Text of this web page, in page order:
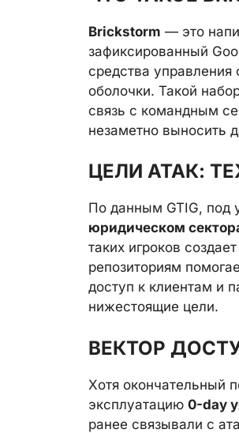
Brickstorm — это
зафиксированный
средства
оболочки. Такой
связь с командным
незаметно выносить
ЦЕЛИ АТАК:
По данным GTIG, под
юридическом
таких игроков
репозиториям
доступ к клиентам и
нижестоящие цели.
ВЕКТОР
Хотя окончательный
эксплуатацию 0-day
ранее связывали с